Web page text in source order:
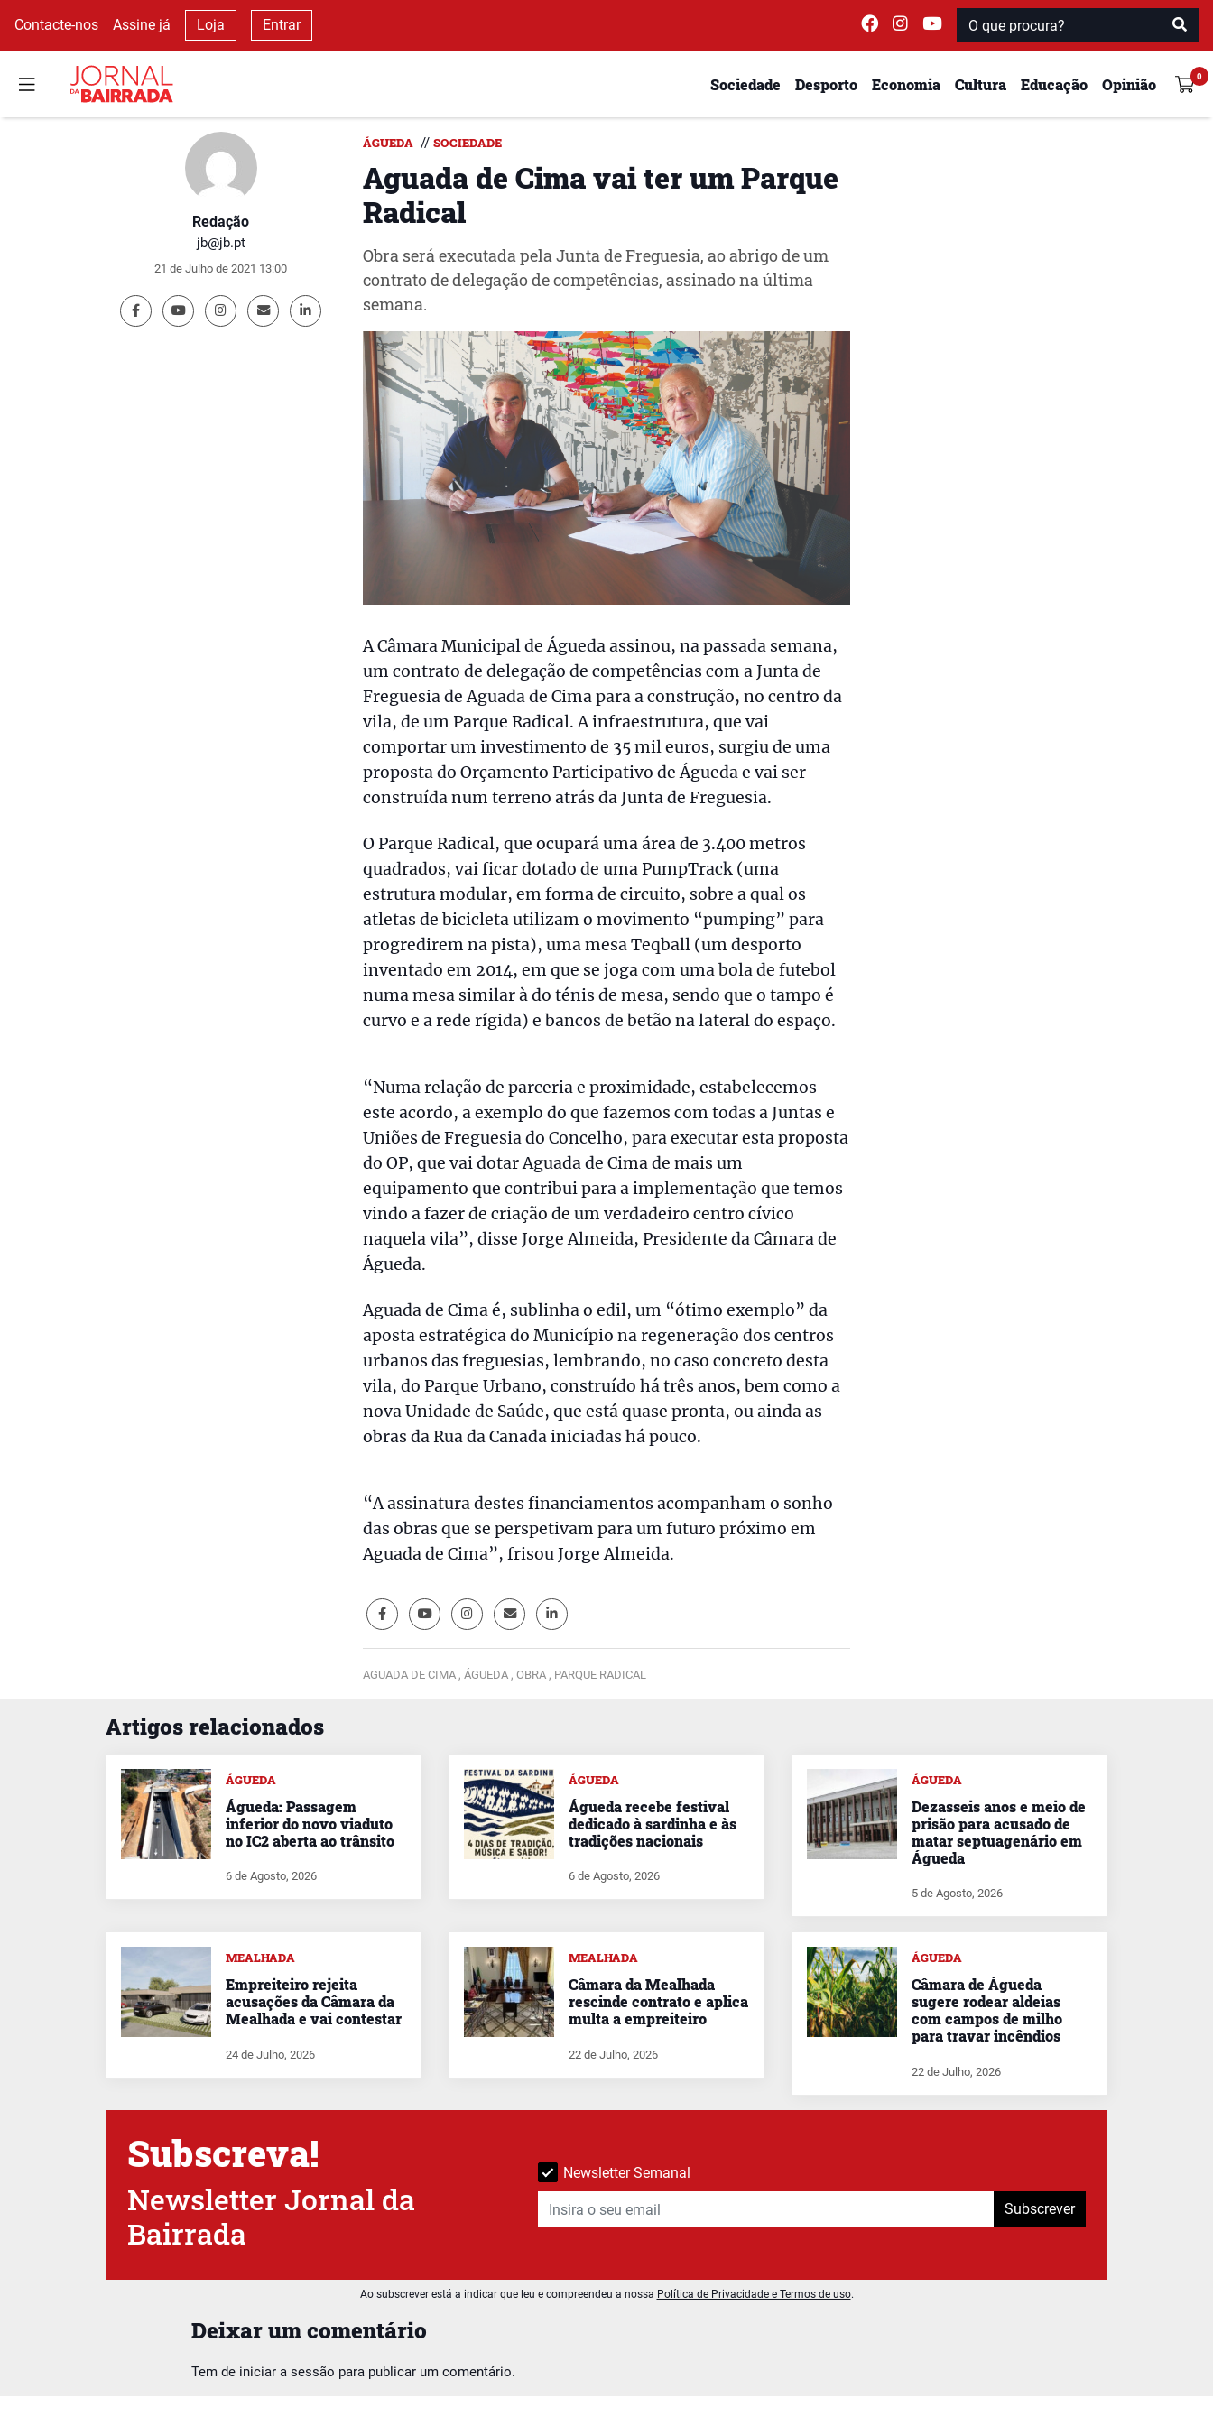
Contacte-nos Assine já Loja Entrar
Sociedade Desporto Economia Cultura Educação Opinião
Redação
jb@jb.pt
21 de Julho de 2021 13:00
ÁGUEDA // SOCIEDADE
Aguada de Cima vai ter um Parque
Radical
Obra será executada pela Junta de Freguesia, ao abrigo de um
contrato de delegação de competências, assinado na última
semana.
A Câmara Municipal de Águeda assinou, na passada semana,
um contrato de delegação de competências com a Junta de
Freguesia de Aguada de Cima para a construção, no centro da
vila, de um Parque Radical. A infraestrutura, que vai
comportar um investimento de 35 mil euros, surgiu de uma
proposta do Orçamento Participativo de Águeda e vai ser
construída num terreno atrás da Junta de Freguesia.
O Parque Radical, que ocupará uma área de 3.400 metros
quadrados, vai ficar dotado de uma PumpTrack (uma
estrutura modular, em forma de circuito, sobre a qual os
atletas de bicicleta utilizam o movimento “pumping” para
progredirem na pista), uma mesa Teqball (um desporto
inventado em 2014, em que se joga com uma bola de futebol
numa mesa similar à do ténis de mesa, sendo que o tampo é
curvo e a rede rígida) e bancos de betão na lateral do espaço.
“Numa relação de parceria e proximidade, estabelecemos
este acordo, a exemplo do que fazemos com todas a Juntas e
Uniões de Freguesia do Concelho, para executar esta proposta
do OP, que vai dotar Aguada de Cima de mais um
equipamento que contribui para a implementação que temos
vindo a fazer de criação de um verdadeiro centro cívico
naquela vila”, disse Jorge Almeida, Presidente da Câmara de
Águeda.
Aguada de Cima é, sublinha o edil, um “ótimo exemplo” da
aposta estratégica do Município na regeneração dos centros
urbanos das freguesias, lembrando, no caso concreto desta
vila, do Parque Urbano, construído há três anos, bem como a
nova Unidade de Saúde, que está quase pronta, ou ainda as
obras da Rua da Canada iniciadas há pouco.
“A assinatura destes financiamentos acompanham o sonho
das obras que se perspetivam para um futuro próximo em
Aguada de Cima”, frisou Jorge Almeida.
AGUADA DE CIMA , ÁGUEDA , OBRA , PARQUE RADICAL
Artigos relacionados
Deixar um comentário
Tem de iniciar a sessão para publicar um comentário.
ÁGUEDA
Águeda: Passagem
inferior do novo viaduto
no IC2 aberta ao trânsito
6 de Agosto, 2026
ÁGUEDA
Águeda recebe festival
dedicado à sardinha e às
tradições nacionais
6 de Agosto, 2026
ÁGUEDA
Dezasseis anos e meio de
prisão para acusado de
matar septuagenário em
Águeda
5 de Agosto, 2026
MEALHADA
Empreiteiro rejeita
acusações da Câmara da
Mealhada e vai contestar
24 de Julho, 2026
MEALHADA
Câmara da Mealhada
rescinde contrato e aplica
multa a empreiteiro
22 de Julho, 2026
ÁGUEDA
Câmara de Águeda
sugere rodear aldeias
com campos de milho
para travar incêndios
22 de Julho, 2026
Subscreva!
Newsletter Jornal da
Bairrada
Newsletter Semanal
Subscrever
Ao subscrever está a indicar que leu e compreendeu a nossa Política de Privacidade e Termos de uso.